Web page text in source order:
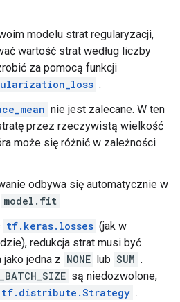
W tensorflow/core/
modelu strat regularyzacji,
wartość strat według liczby
za pomocą funkcji
.
nie jest zalecane. W ten
przez rzeczywistą wielkość
może się różnić w zależności
odbywa się automatycznie w
model.fit
tf.keras.losses (jak w
redukcja strat musi być
jedna z NONE lub SUM .
są niedozwolone,
tf.distribute.Strategy .